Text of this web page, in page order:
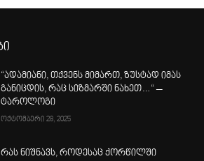
“ადამიანი, თქვენს მიმართ, ზუსტად იმას
განიცდის, რაც სიზმარში ნახეთ…“ –
ტაროლოგი
ოქტომბერი 28, 2025
რას ნიშნავს, როდესაც ქორწილში